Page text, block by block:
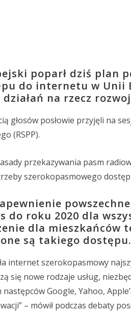
poparł dziś plan
do internetu w Unii
działań na rzecz
głosów posłowie przyjęli na
(RSPP).
przekazywania pasm
szerokopasmowego
do roku 2020 dla
dla
są takiego dostępu.
internet szerokopasmowy
się nowe rodzaje usług,
następców Google, Yahoo,
– mówił podczas debaty